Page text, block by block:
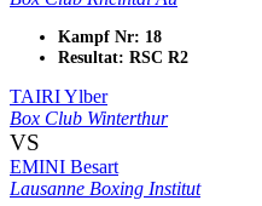
Kampf Nr: 18
Resultat: RSC R2
TAIRI Ylber
Box Club Winterthur
VS
EMINI Besart
Lausanne Boxing Institut